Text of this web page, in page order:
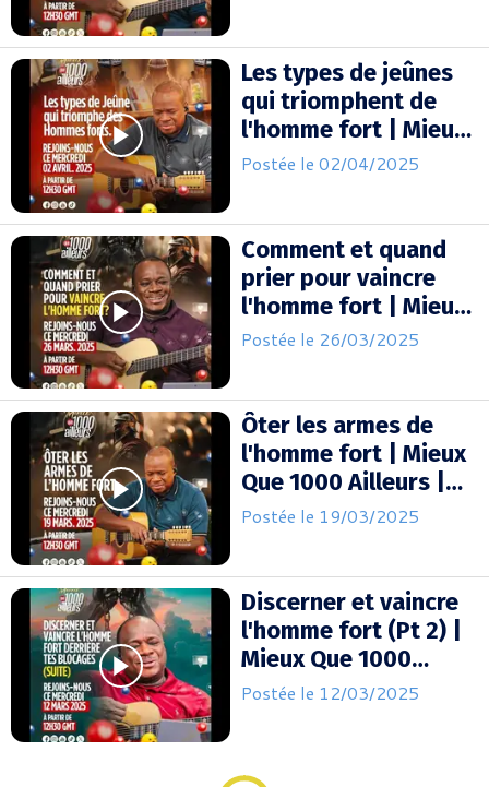
Les types de jeûnes
qui triomphent de
l'homme fort | Mieux
Que 1000 Ailleurs |
Postée le 02/04/2025
Comment et quand
prier pour vaincre
l'homme fort | Mieux
Que 1000 Ailleurs |
Postée le 26/03/2025
Ôter les armes de
l'homme fort | Mieux
Que 1000 Ailleurs |
Mohammed Sanogo
Postée le 19/03/2025
Discerner et vaincre
l'homme fort (Pt 2) |
Mieux Que 1000
Ailleurs | Mohammed
Postée le 12/03/2025